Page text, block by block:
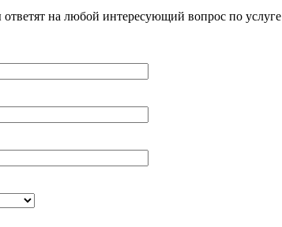
на любой интересующий вопрос по услуге